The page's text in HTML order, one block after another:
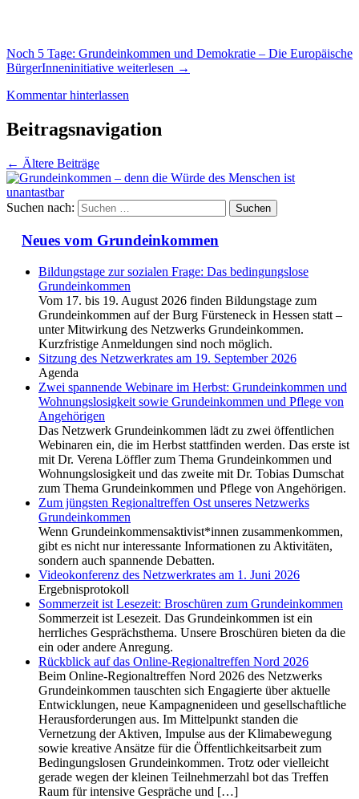
Noch 5 Tage: Grundeinkommen und Demokratie – Die Europäische
BürgerInneninitiative weiterlesen →
Kommentar hinterlassen
Beitragsnavigation
← Ältere Beiträge
Suchen nach:
Neues vom Grundeinkommen
Bildungstage zur sozialen Frage: Das bedingungslose
Grundeinkommen
Vom 17. bis 19. August 2026 finden Bildungstage zum
Grundeinkommen auf der Burg Fürsteneck in Hessen statt –
unter Mitwirkung des Netzwerks Grundeinkommen.
Kurzfristige Anmeldungen sind noch möglich.
Sitzung des Netzwerkrates am 19. September 2026
Agenda
Zwei spannende Webinare im Herbst: Grundeinkommen und
Wohnungslosigkeit sowie Grundeinkommen und Pflege von
Angehörigen
Das Netzwerk Grundeinkommen lädt zu zwei öffentlichen
Webinaren ein, die im Herbst stattfinden werden. Das erste ist
mit Dr. Verena Löffler zum Thema Grundeinkommen und
Wohnungslosigkeit und das zweite mit Dr. Tobias Dumschat
zum Thema Grundeinkommen und Pflege von Angehörigen.
Zum jüngsten Regionaltreffen Ost unseres Netzwerks
Grundeinkommen
Wenn Grundeinkommensaktivist*innen zusammenkommen,
gibt es nicht nur interessante Informationen zu Aktivitäten,
sondern auch spannende Debatten.
Videokonferenz des Netzwerkrates am 1. Juni 2026
Ergebnisprotokoll
Sommerzeit ist Lesezeit: Broschüren zum Grundeinkommen
Sommerzeit ist Lesezeit. Das Grundeinkommen ist ein
herrliches Gesprächsthema. Unsere Broschüren bieten da die
ein oder andere Anregung.
Rückblick auf das Online-Regionaltreffen Nord 2026
Beim Online-Regionaltreffen Nord 2026 des Netzwerks
Grundeinkommen tauschten sich Engagierte über aktuelle
Entwicklungen, neue Kampagnenideen und gesellschaftliche
Herausforderungen aus. Im Mittelpunkt standen die
Vernetzung der Aktiven, Impulse aus der Klimabewegung
sowie kreative Ansätze für die Öffentlichkeitsarbeit zum
Bedingungslosen Grundeinkommen. Trotz oder vielleicht
gerade wegen der kleinen Teilnehmerzahl bot das Treffen
Raum für intensive Gespräche und […]